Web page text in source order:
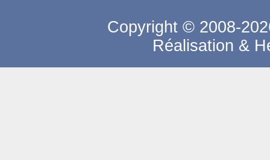
Copyright © 2008-
Réalisation &